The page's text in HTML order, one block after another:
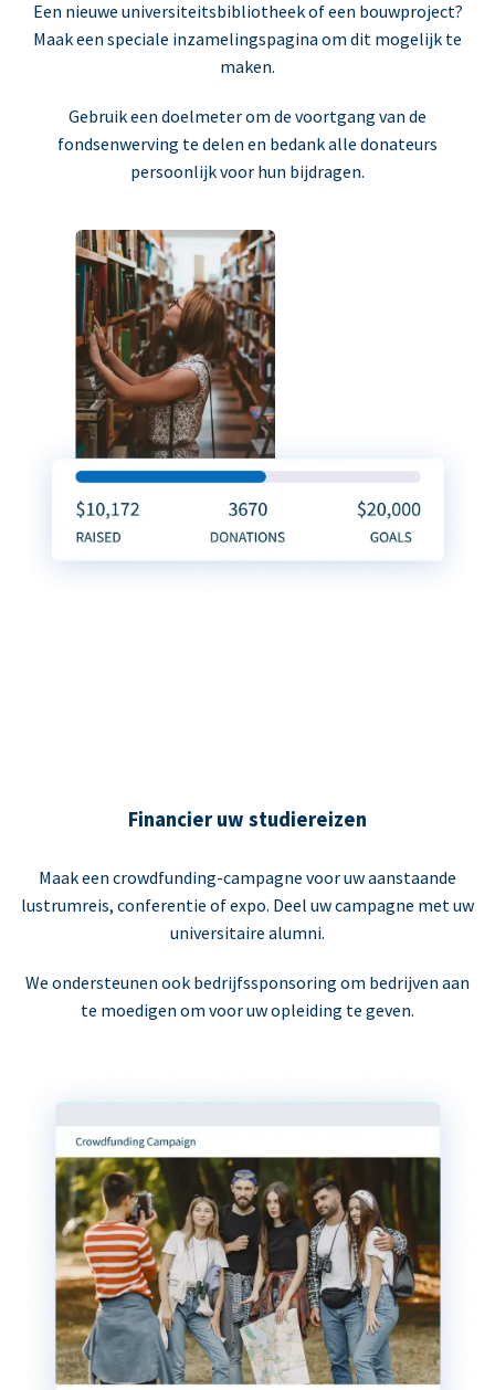
Een nieuwe universiteitsbibliotheek of een bouwproject?
Maak een speciale inzamelingspagina om dit mogelijk te
maken.
Gebruik een doelmeter om de voortgang van de
fondsenwerving te delen en bedank alle donateurs
persoonlijk voor hun bijdragen.
Financier uw studiereizen
Maak een crowdfunding-campagne voor uw aanstaande
lustrumreis, conferentie of expo. Deel uw campagne met uw
universitaire alumni.
We ondersteunen ook bedrijfssponsoring om bedrijven aan
te moedigen om voor uw opleiding te geven.